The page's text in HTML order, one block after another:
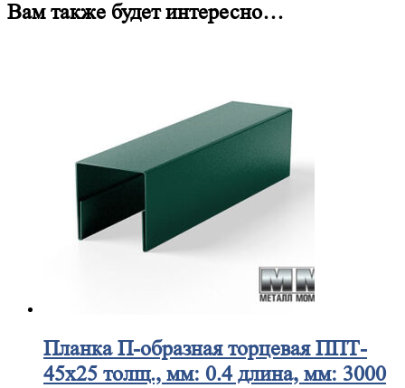
Вам также будет интересно…
ПланкаП-образная торцевая ППТ-
45х25 толщ., мм: 0.4 длина, мм: 3000